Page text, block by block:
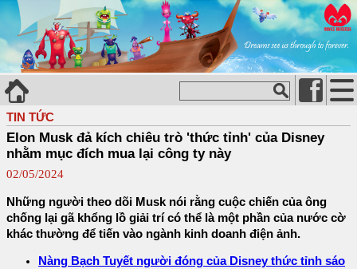
TIN TỨC
Elon Musk đả kích chiêu trò 'thức tỉnh' của Disney
nhằm mục đích mua lại công ty này
02/05/2024
Những người theo dõi Musk nói rằng cuộc chiến của ông
chống lại gã khổng lồ giải trí có thể là một phần của nước cờ
khác thường để tiến vào ngành kinh doanh điện ảnh.
Nàng Bạch Tuyết người đóng của Disney thức tỉnh sáo